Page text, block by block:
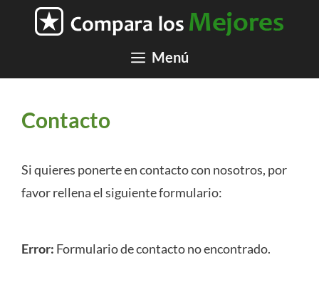
Menú
Contacto
Si quieres ponerte en contacto con nosotros, por
favor rellena el siguiente formulario:
Error: Formulario de contacto no encontrado.